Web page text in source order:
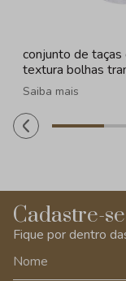
conjunto de taças
textura bolhas
- 260ml
Saiba mais
Cadastre-se
Fique por dentro